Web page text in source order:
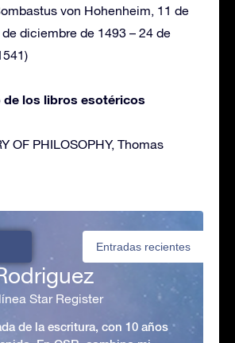
von Hohenheim, 11 de
diciembre de 1493 – 24 de
de los libros esotéricos
OF PHILOSOPHY, Thomas
Entradas recientes
Star Register
de la escritura, con 10 años